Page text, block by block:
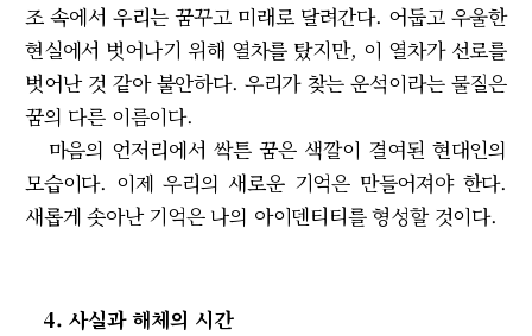
조 속에서 우리는 꿈꾸고 미래로 달려간다. 어둡고 우울한
현실에서 벗어나기 위해 열차를 탔지만, 이 열차가 선로를
벗어난 것 같아 불안하다. 우리가 찾는 운석이라는 물질은
꿈의 다른 이름이다.
마음의 언저리에서 싹튼 꿈은 색깔이 결여된 현대인의
모습이다. 이제 우리의 새로운 기억은 만들어져야 한다.
새롭게 솟아난 기억은 나의 아이덴티티를 형성할 것이다.
4. 사실과 해체의 시간